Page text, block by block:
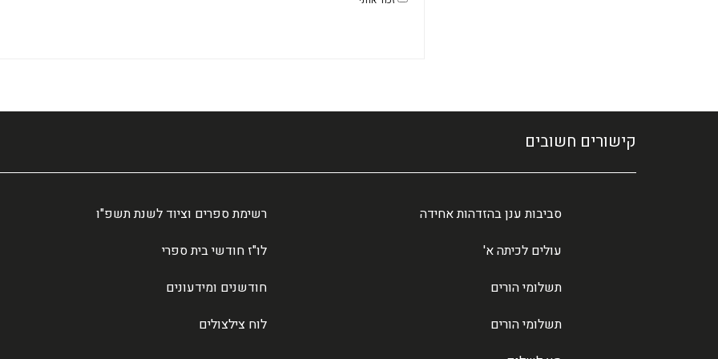
קישורים חשובים
סביבות ענן בהזדהות אחידה
עולים לכיתה א'
תשלומי הורים
תשלומי הורים
רשימת ספרים וציוד לשנת תשפ"ו
לו"ז חודשי בית ספרי
חודשנים ומידעונים
לוח צילצולים